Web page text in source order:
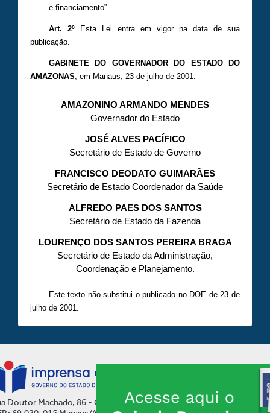
e financiamento”.
Art. 2ºEsta Lei entra em vigor na data de sua
publicação.
GABINETE DO GOVERNADOR DO ESTADO DO
AMAZONAS, em Manaus, 23 de julho de 2001.
AMAZONINO ARMANDO MENDES
Governador do Estado
JOSÉ ALVES PACÍFICO
Secretário de Estado de Governo
FRANCISCO DEODATO GUIMARÃES
Secretário de Estado Coordenador da Saúde
ALFREDO PAES DOS SANTOS
Secretário de Estado da Fazenda
LOURENÇO DOS SANTOS PEREIRA BRAGA
Secretário de Estado da Administração,
Coordenação e Planejamento.
Este texto não substitui o publicado no DOE de 23 de
julho de 2001.
Doutor Machado, 86 - Centro